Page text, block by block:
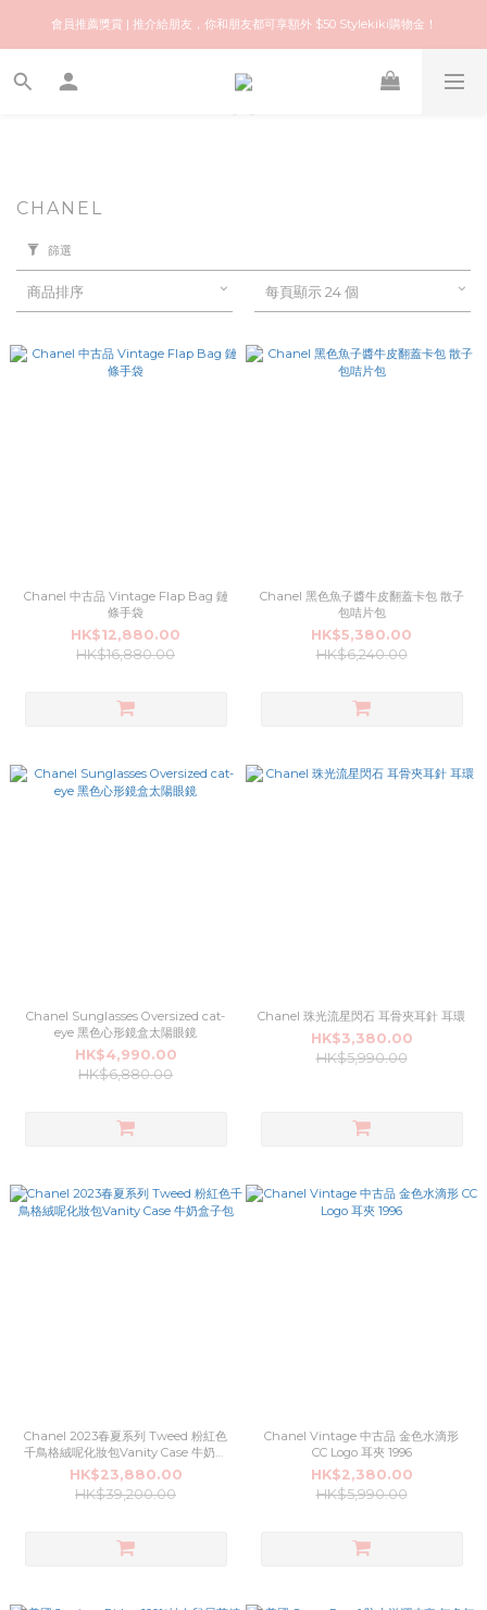
歡迎來到快樂的尋寶之旅！你可信賴的名牌中古店！優質保健美容產品推薦！
會員推薦獎賞 | 推介給朋友，你和朋友都可享額外 $50 Stylekiki購物金！
歡迎來到快樂的尋寶之旅！你可信賴的名牌中古店！優質保健美容產品推薦！
CHANEL
篩選
商品排序 每頁顯示 24 個
Chanel 中古品 Vintage Flap Bag 鏈
條手袋
HK$12,880.00
HK$16,880.00
Chanel 黑色魚子醬牛皮翻蓋卡包 散子
包咭片包
HK$5,380.00
HK$6,240.00
Chanel Sunglasses Oversized cat-
eye 黑色心形鏡盒太陽眼鏡
HK$4,990.00
HK$6,880.00
Chanel 珠光流星閃石 耳骨夾耳針 耳環
HK$3,380.00
HK$5,990.00
Chanel 2023春夏系列 Tweed 粉紅色
千鳥格絨呢化妝包Vanity Case 牛奶盒
子包
HK$23,880.00
HK$39,200.00
Chanel Vintage 中古品 金色水滴形
CC Logo 耳夾 1996
HK$2,380.00
HK$5,990.00